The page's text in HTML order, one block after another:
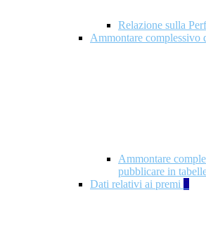
Relazione sulla
Ammontare complessivo
Ammontare
pubblicare in
Dati relativi ai premi 5